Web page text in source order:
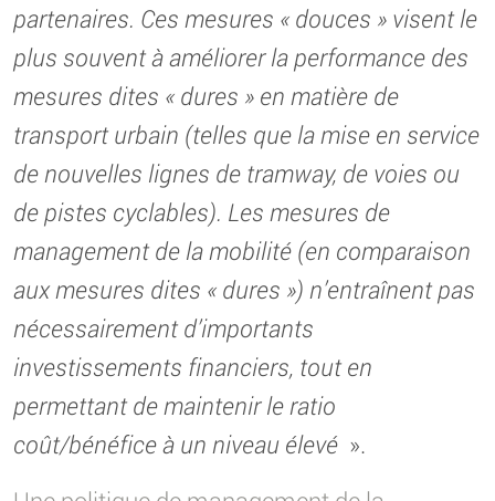
partenaires. Ces mesures « douces » visent le
plus souvent à améliorer la performance des
mesures dites « dures » en matière de
transport urbain (telles que la mise en service
de nouvelles lignes de tramway, de voies ou
de pistes cyclables). Les mesures de
management de la mobilité (en comparaison
aux mesures dites « dures ») n’entraînent pas
nécessairement d’importants
investissements financiers, tout en
permettant de maintenir le ratio
coût/bénéfice à un niveau élevé ».